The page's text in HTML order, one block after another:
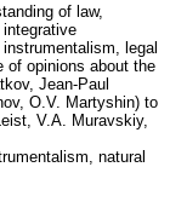
of law,
legal
of opinions about the
Jean-Paul
O.V. Martyshin) to
V.A. Muravskiy,
natural